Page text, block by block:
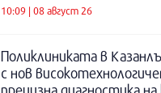
10:09 | 08 август 26
Поликлиниката в
с нов